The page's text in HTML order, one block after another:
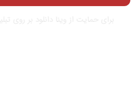
برای حمایت از وینا دانلود بر روی